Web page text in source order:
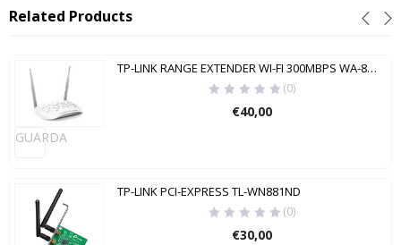
Related Products
GUARDA
TP-LINK RANGE EXTENDER WI-FI 300MBPS WA-801ND
(0)
€40,00
TP-LINK PCI-EXPRESS TL-WN881ND
(0)
€30,00